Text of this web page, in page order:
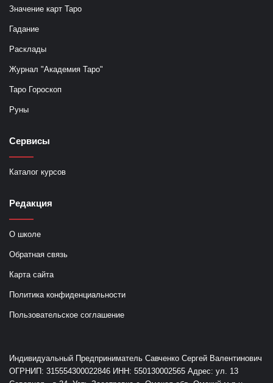
Значение карт Таро
Гадание
Расклады
Журнал "Академия Таро"
Таро Гороскоп
Руны
Сервисы
Каталог курсов
Редакция
О школе
Обратная связь
Карта сайта
Политика конфиденциальности
Пользовательское соглашение
Индивидуальный Предприниматель Савченко Сергей Валентинович
ОГРНИП: 315554300022846 ИНН: 550130002565 Адрес: ул. 13